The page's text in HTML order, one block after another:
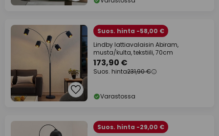
Suos. hinta -58,00 €
Lindby lattiavalaisin Abiram,
musta/kulta, tekstiili, 70cm
173,90 €
Suos. hinta231,90 €
Varastossa
Suos. hinta -29,00 €